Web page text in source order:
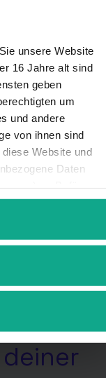
unsere Website
16 Jahre alt sind
geben
um
und andere
von ihnen sind
Website und
Daten
Anzeigen- und
die Verwendung
sein!
gar
Hilfe
da.